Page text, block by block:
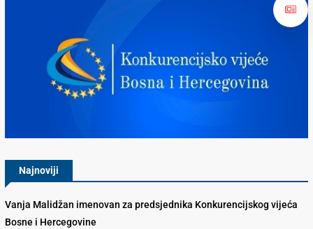
Najnoviji
Vanja Malidžan imenovan za predsjednika Konkurencijskog vijeća
Bosne i Hercegovine